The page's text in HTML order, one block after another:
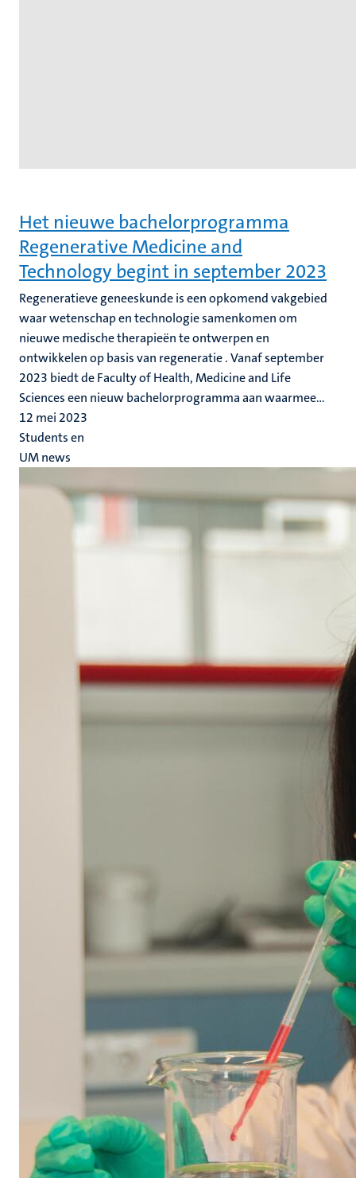
Het nieuwe bachelorprogramma
Regenerative Medicine and
Technology begint in september 2023
Regeneratieve geneeskunde is een opkomend vakgebied
waar wetenschap en technologie samenkomen om
nieuwe medische therapieën te ontwerpen en
ontwikkelen op basis van regeneratie . Vanaf september
2023 biedt de Faculty of Health, Medicine and Life
Sciences een nieuw bachelorprogramma aan waarmee...
12 mei 2023
Students en
UM news